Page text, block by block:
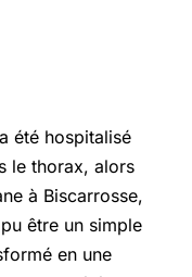
été hospitalisé
le thorax, alors
à Biscarrosse,
être un simple
en une